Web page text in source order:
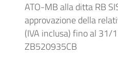
ATO-MB alla ditta RB
approvazione della
(IVA inclusa) fino al 31/
ZB520935CB